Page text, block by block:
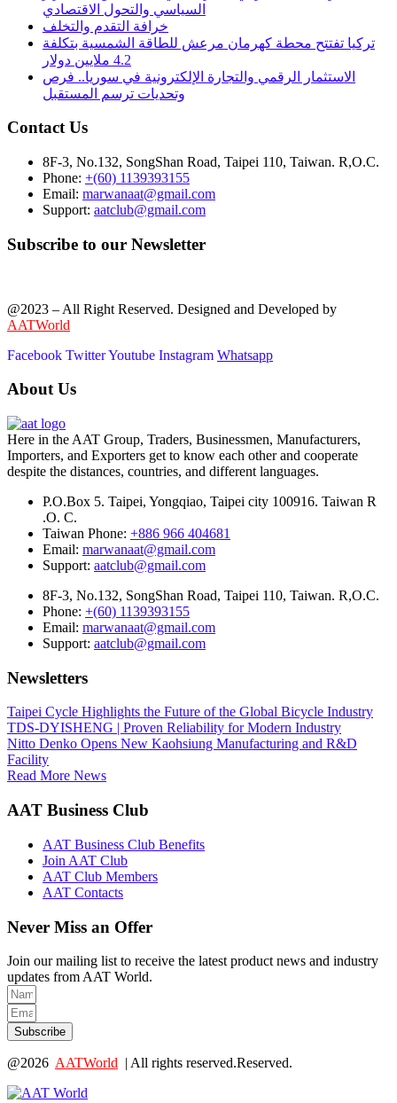
السياسي والتحول الاقتصادي
خرافة التقدم والتخلف
تركيا تفتتح محطة كهرمان مرعش للطاقة الشمسية بتكلفة
4.2 ملايين دولار
الاستثمار الرقمي والتجارة الإلكترونية في سوريا.. فرص
وتحديات ترسم المستقبل
Contact Us
8F-3, No.132, SongShan Road, Taipei 110, Taiwan. R,O.C.
Phone: +(60) 1139393155
Email: marwanaat@gmail.com
Support: aatclub@gmail.com
Subscribe to our Newsletter
@2023 – All Right Reserved. Designed and Developed by
AATWorld
Facebook TwitterYoutube Instagram Whatsapp
About Us
Here in the AAT Group, Traders, Businessmen, Manufacturers,
Importers, and Exporters get to know each other and cooperate
despite the distances, countries, and different languages.
P.O.Box 5. Taipei, Yongqiao, Taipei city 100916. Taiwan R
.O. C.
Taiwan Phone: +886 966 404681
Email: marwanaat@gmail.com
Support: aatclub@gmail.com
8F-3, No.132, SongShan Road, Taipei 110, Taiwan. R,O.C.
Phone: +(60) 1139393155
Email: marwanaat@gmail.com
Support: aatclub@gmail.com
Newsletters
Taipei Cycle Highlights the Future of the Global Bicycle Industry
TDS-DYISHENG | Proven Reliability for Modern Industry
Nitto Denko Opens New Kaohsiung Manufacturing and R&D
Facility
Read More News
AAT Business Club
AAT Business Club Benefits
Join AAT Club
AAT Club Members
AAT Contacts
Never Miss an Offer
Join our mailing list to receive the latest product news and industry
updates from AAT World.
Subscribe
@2026 AATWorld | All rights reserved.Reserved.